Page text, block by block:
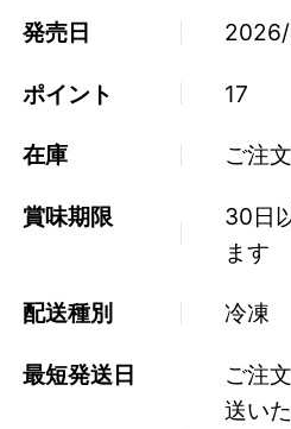
発売日
ポイント 17
在庫 ご注
賞味期限
30日
ます
配送種別 冷凍
最短発送日
ご注
送い